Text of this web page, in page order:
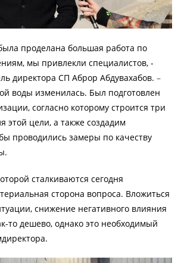
проделана большая работа по
мы привлекли специалистов, -
директора СП Аброр Абдувахабов. –
воды изменилась. Был подготовлен
согласно которому строится три
этой цели, а также создадим
проводились замеры по качеству
сталкиваются сегодня
сторона вопроса. Вложиться
снижение негативного влияния
то дешево, однако это необходимый